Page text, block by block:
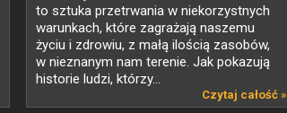
to sztuka przetrwania w niekorzystnych
warunkach, które zagrażają naszemu
życiu i zdrowiu, z małą ilością zasobów,
w nieznanym nam terenie. Jak pokazują
historie ludzi, którzy...
Czytaj całość »